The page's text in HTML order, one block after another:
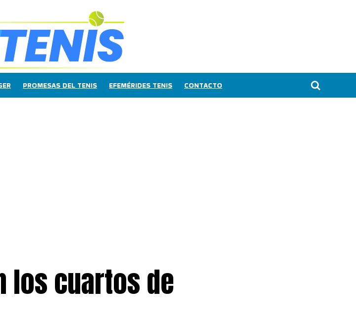
PROMESAS DEL TENIS EFEMÉRIDES TENIS CONTACTO
los cuartos de